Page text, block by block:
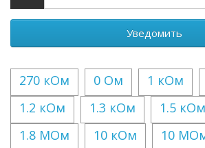
Уведомить
270 кОм 0 Ом 1 кОм
1.2 кОм
1.3 кОм 1.5 кОм
1.8 МОм
10 кОм 10